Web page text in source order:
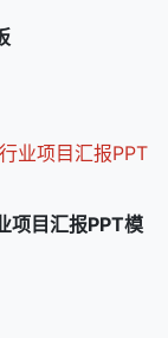
项目汇报PPT模